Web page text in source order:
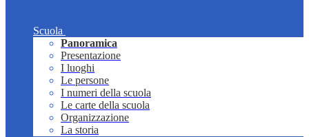
Scuola
Panoramica
Presentazione
I luoghi
Le persone
I numeri della scuola
Le carte della scuola
Organizzazione
La storia